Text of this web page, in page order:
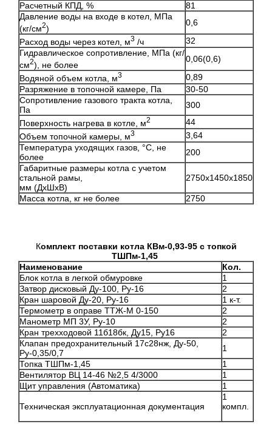
Расчетный КПД, %
81
Давление воды на входе в котел, МПа
(кг/см2)
0,6
Расход воды через котел, м3 /ч
32
Гидравлическое сопротивление, МПа (кг/
см2), не более
0,06(0,6)
Водяной объем котла, м3
0,89
Разряжение в топочной камере, Па
30-50
Сопротивление газового тракта котла,
Па
300
Поверхность нагрева в котле, м2
44
Объем топочной камеры, м3
3,64
Температура уходящих газов, °С, не
более
200
Габаритные размеры котла с учетом
стальной рамы,
мм (ДхШхВ)
2750х1450х1850
Масса котла, кг не более 2750
Комплект поставки котла КВм-0,93-95 с топкой
ТШПм-1,45
Наименование
Кол.
Блок котла в легкой обмуровке
1
Затвор дисковый Ду-100, Ру-16
2
Кран шаровой Ду-20, Ру-16
1 к-т.
Термометр в оправе ТТЖ-М 0-150
2
Манометр МП 3У, Ру-10
2
Кран трехходовой 11б18бк, Ду15, Ру16
2
Клапан предохранительный 17с28нж, Ду-50,
Ру-0,35/0,7
1
Топка ТШПм-1,45
1
Вентилятор ВЦ 14-46 №2,5 4/3000
1
Щит управления (Автоматика)
1
Техническая эксплуатационная документация
1
компл.